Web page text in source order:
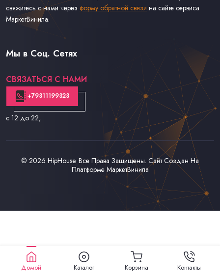
свяжитесь с нами через форму обратной связи на сайте сервиса
МаркетВинила.
Каталог Музыки на Виниле В Наличии
Доставка и Оплата
Мы в Соц. Сетях
СВЯЗАТЬСЯ С НАМИ
+79311199323
с 12 до 22,
© 2026 HipHouse. Все Права Защищены. Сайт Создан На
Платформе МаркетВинила
Домой Каталог Корзина Контакты